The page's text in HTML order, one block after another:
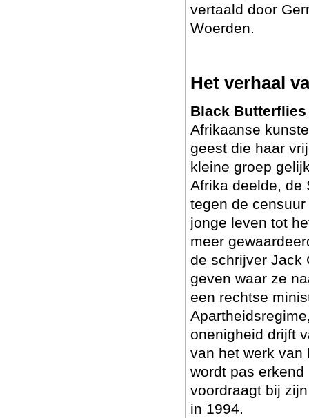
vertaald door
Woerden.
Het verhaal
Black Butterflies
Afrikaanse
geest die haar
kleine groep
Afrika deelde, de
tegen de
jonge leven tot
meer
de schrijver Jack
geven waar ze
een rechtse
onenigheid drijft
van het werk van
wordt pas erkend
voordraagt bij
in 1994.